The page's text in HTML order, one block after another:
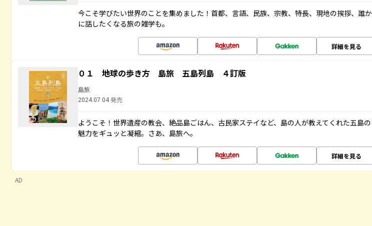
今こそ学びたい世界のことを集めました！首都、言語、民族、宗教、特長、現地の挨拶、誰か
に話したくなる旅の雑学も。
詳細を見る
０１ 地球の歩き方 島旅 五島列島 ４訂版
島旅
2024.07.04 発売
ようこそ！世界遺産の教会、絶品島ごはん、古民家ステイなど、島の人が教えてくれた五島の
魅力をギュッと凝縮。さあ、島旅へ。
詳細を見る
AD